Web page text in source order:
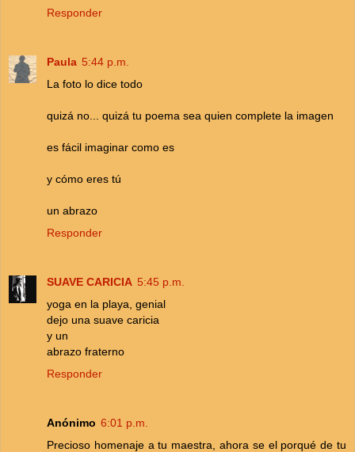
Responder
Paula 5:44 p.m.
La foto lo dice todo
quizá no... quizá tu poema sea quien complete la imagen
es fácil imaginar como es
y cómo eres tú
un abrazo
Responder
SUAVE CARICIA 5:45 p.m.
yoga en la playa, genial
dejo una suave caricia
y un
abrazo fraterno
Responder
Anónimo 6:01 p.m.
Precioso homenaje a tu maestra, ahora se el porqué de tu